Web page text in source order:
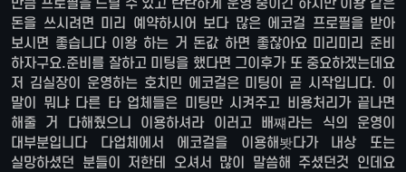
돈을 쓰시려면 미리 예약하시어 보다 많은 에코걸 프로필을 받아
보시면 좋습니다 이왕 하는 거 돈값 하면 좋잖아요 미리미리 준비
하자구요.준비를 잘하고 미팅을 했다면 그이후가 또 중요하겠는데요
저 김실장이 운영하는 호치민 에코걸은 미팅이 곧 시작입니다. 이
말이 뭐냐 다른 타 업체들은 미팅만 시켜주고 비용처리가 끝나면
해줄 거 다해줬으니 이용하셔라 이러고 배쨰라는 식의 운영이
대부분입니다 다업체에서 에코걸을 이용해봣다가 내상 또는
실망하셨던 분들이 저한테 오셔서 많이 말씀해 주셨던것 인데요